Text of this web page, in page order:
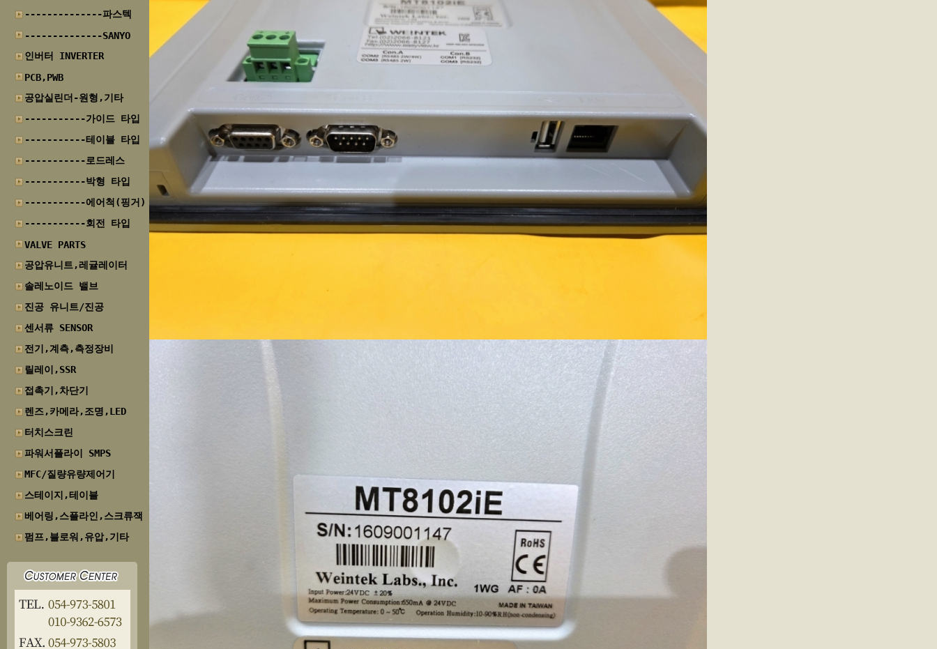
--------------파스텍
--------------SANYO
인버터 INVERTER
PCB,PWB
공압실린더-원형,기타
-----------가이드 타입
-----------테이블 타입
-----------로드레스
-----------박형 타입
-----------에어척(핑거)
-----------회전 타입
VALVE PARTS
공압유니트,레귤레이터
솔레노이드 밸브
진공 유니트/진공
센서류 SENSOR
전기,계측,측정장비
릴레이,SSR
접촉기,차단기
렌즈,카메라,조명,LED
터치스크린
파워서플라이 SMPS
MFC/질량유량제어기
스테이지,테이블
베어링,스플라인,스크류잭
펌프,블로워,유압,기타